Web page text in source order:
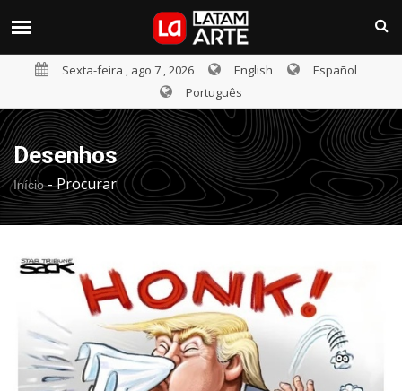
Sexta-feira , ago 7 , 2026 English
Español
Português
Desenhos
Início-Procurar